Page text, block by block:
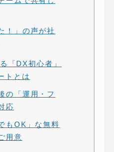
！」の声が社
「DX初心者」
トとは
の「運用・フ
応
もOK」な無料
用意